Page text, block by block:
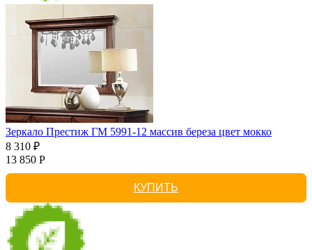
Зеркало Престиж ГМ 5991-12 массив береза цвет мокко
8 310 ₽
13 850 Р
КУПИТЬ